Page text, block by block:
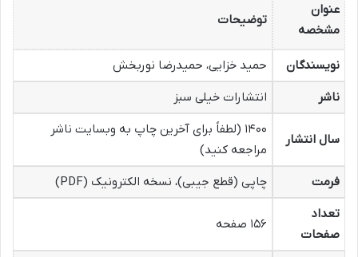
عنوان
مشخصه
توضیحات
نویسندگان
حمید خزایی، حمیدرضا نوربخش
ناشر
انتشارات خیلی سبز
سال انتشار
۱۴۰۰ (لطفاً برای آخرین چاپ به وبسایت ناشر
مراجعه کنید)
فرمت
چاپی (قطع جیبی)، نسخه الکترونیک (PDF)
تعداد
صفحات
۱۵۶ صفحه